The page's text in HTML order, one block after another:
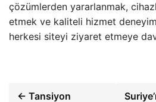
çözümlerden yararlanmak,
etmek ve kaliteli hizmet
herkesi siteyi ziyaret etmeye
← Tansiyon